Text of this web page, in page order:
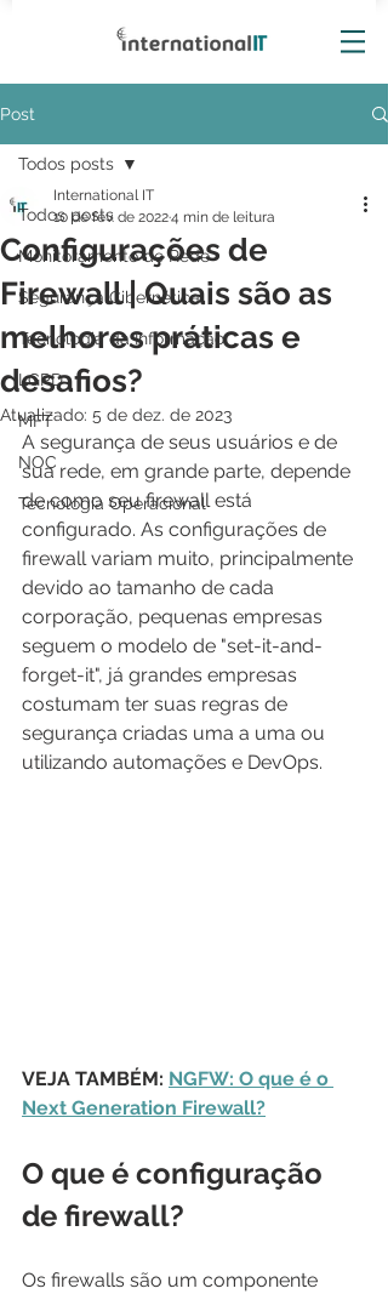
Post
Todos posts
Monitoramento de Rede
Segurança Cibernética
Tecnologia da Informação
LGPD
MFT
NOC
Tecnologia Operacional
Todos posts
Configurações de
Firewall | Quais são as
melhores práticas e
desafios?
International IT
10 de fev. de 20224 min de leitura
Atualizado: 5 de dez. de 2023
A segurança de seus usuários e de
sua rede, em grande parte, depende
de como seu firewall está
configurado. As configurações de
firewall variam muito, principalmente
devido ao tamanho de cada
corporação, pequenas empresas
seguem o modelo de "set-it-and-
forget-it", já grandes empresas
costumam ter suas regras de
segurança criadas uma a uma ou
utilizando automações e DevOps.
VEJA TAMBÉM: NGFW: O que é o
Next Generation Firewall?
O que é configuração
de firewall?
Os firewalls são um componente